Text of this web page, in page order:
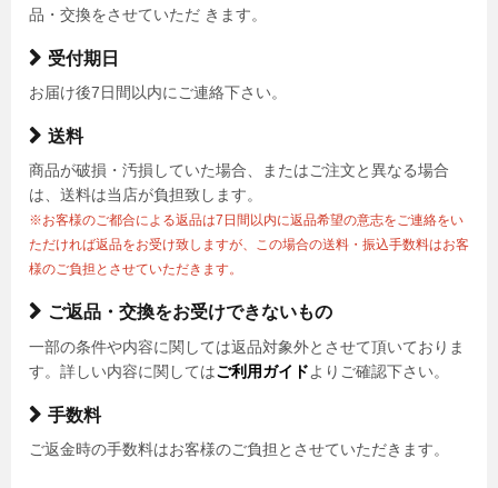
品・交換をさせていただ きます。
受付期日
お届け後7日間以内にご連絡下さい。
送料
商品が破損・汚損していた場合、またはご注文と異なる場合
は、送料は当店が負担致します。
※お客様のご都合による返品は7日間以内に返品希望の意志をご連絡をい
ただければ返品をお受け致しますが、この場合の送料・振込手数料はお客
様のご負担とさせていただきます。
ご返品・交換をお受けできないもの
一部の条件や内容に関しては返品対象外とさせて頂いておりま
す。詳しい内容に関してはご利用ガイドよりご確認下さい。
手数料
ご返金時の手数料はお客様のご負担とさせていただきます。